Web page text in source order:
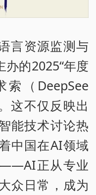
言资源监测与
的2025“年度
（DeepSee
这不仅反映出
能技术讨论热
中国在AI领域
——AI正从专业
众日常，成为